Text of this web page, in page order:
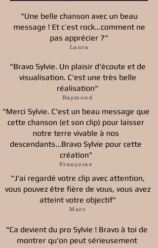
"Une belle chanson avec un beau
message ! Et c’est rock...comment ne
pas apprécier ?"
Laura
"Bravo Sylvie. Un plaisir d'écoute et de
visualisation. C'est une très belle
réalisation"
Raymond
"Merci Sylvie. C'est un beau message que
cette chanson (et son clip) pour laisser
notre terre vivable à nos
descendants...Bravo Sylvie pour cette
création"
Françoise
"J'ai regardé votre clip avec attention,
vous pouvez être fière de vous, vous avez
atteint votre objectif"
Marc
"Ca devient du pro Sylvie ! Bravo à toi de
montrer qu'on peut sérieusement